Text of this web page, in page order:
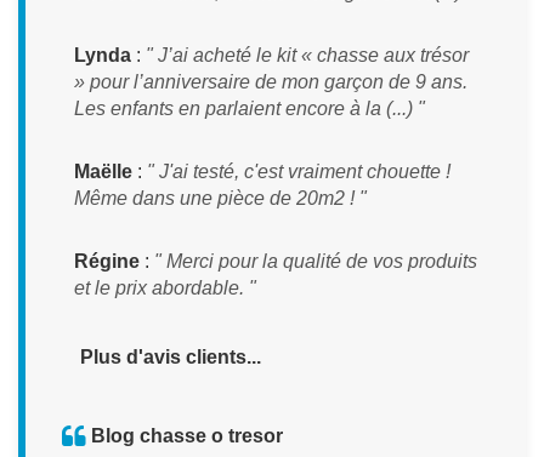
Lynda : " J’ai acheté le kit « chasse aux trésor
» pour l’anniversaire de mon garçon de 9 ans.
Les enfants en parlaient encore à la (...) "
Maëlle : " J'ai testé, c'est vraiment chouette !
Même dans une pièce de 20m2 ! "
Régine : " Merci pour la qualité de vos produits
et le prix abordable. "
Plus d'avis clients...
Blog chasse o tresor